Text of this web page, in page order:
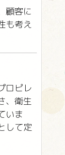
顧客に
も考え
ロピレ
、衛生
いま
して定